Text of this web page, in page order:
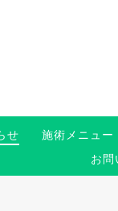
せ 施術メニュー
お問